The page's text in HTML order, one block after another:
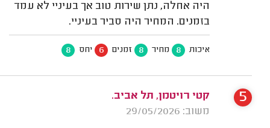
היה אחלה, נתן שירות טוב אך בעיניי לא עמד
בזמנים. המחיר היה סביר בעיניי.
איכות 8 מחיר 8 זמנים 6 יחס 8
קטי רויטמן, תל אביב.
משוב: 29/05/2026
5